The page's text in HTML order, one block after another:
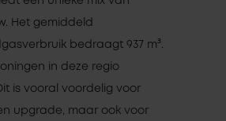
Het gemiddeld
bedraagt 937 m³.
in deze regio
is vooral voordelig voor
upgrade, maar ook voor